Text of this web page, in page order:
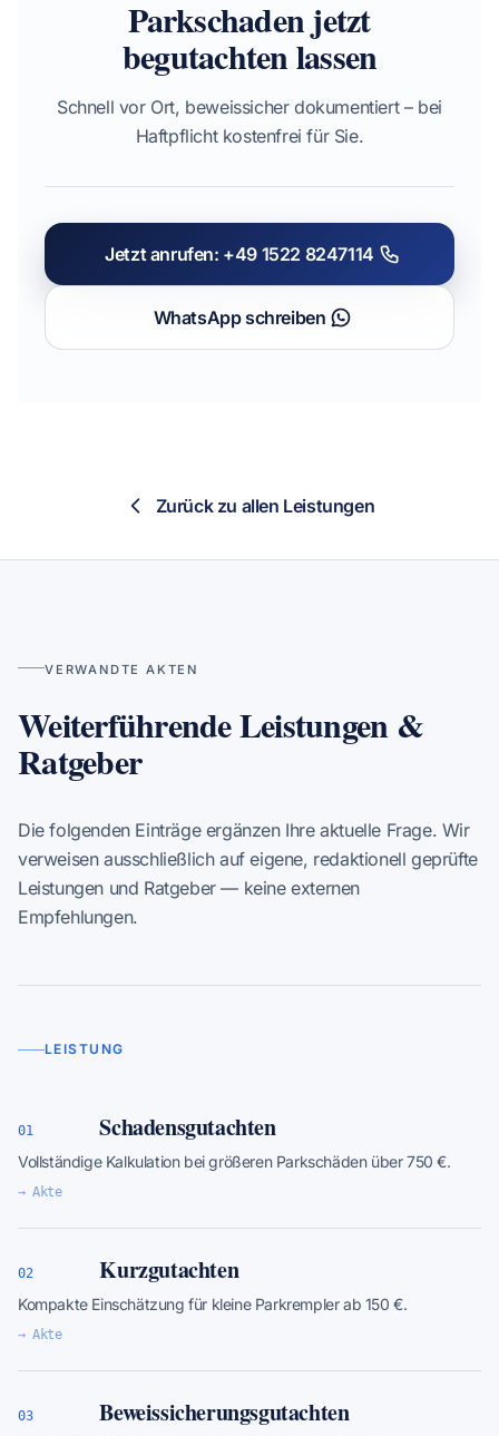
Parkschaden jetzt
begutachten lassen
Schnell vor Ort, beweissicher dokumentiert – bei
Haftpflicht kostenfrei für Sie.
Jetzt anrufen: +49 1522 8247114
WhatsApp schreiben
Zurück zu allen Leistungen
VERWANDTE AKTEN
Weiterführende Leistungen &
Ratgeber
Die folgenden Einträge ergänzen Ihre aktuelle Frage. Wir
verweisen ausschließlich auf eigene, redaktionell geprüfte
Leistungen und Ratgeber — keine externen
Empfehlungen.
LEISTUNG
01 Schadensgutachten
Vollständige Kalkulation bei größeren Parkschäden über 750 €.
→ Akte
02 Kurzgutachten
Kompakte Einschätzung für kleine Parkrempler ab 150 €.
→ Akte
03 Beweissicherungsgutachten